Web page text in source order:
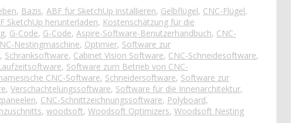
, Bazis, ABF für SketchUp installieren, Gelbflügel, CNC-Flügel,
SketchUp herunterladen, Kostenschätzung für die
, G-Code, G-Code, Aspire-Software-Benutzerhandbuch, CNC-
Nestingmaschine, Optimier, Software zur
, Schranksoftware, Cabinet Vision Software, CNC-Schneidesoftware,
, Software zum Betrieb von CNC-
CNC-Software, Schneidersoftware, Software zur
, Verschachtelungssoftware, Software für die Innenarchitektur,
, CNC-Schnittzeichnungssoftware, Polyboard,
, woodsoft, Woodsoft Optimizers, Woodsoft Nesting